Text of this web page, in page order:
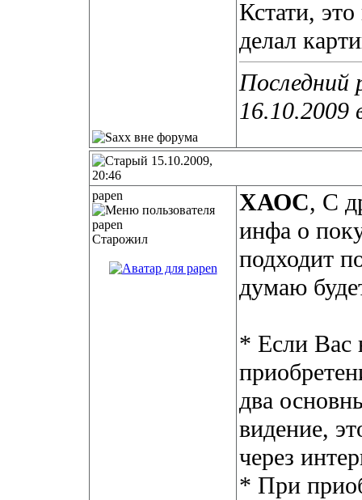
Кстати,
делал
Последний
16.10.2009
15.10.2009,
20:46
papen
Старожил
ХАОС, С
инфа о
подходит
думаю
* Если Вас
два
видение,
через
* При